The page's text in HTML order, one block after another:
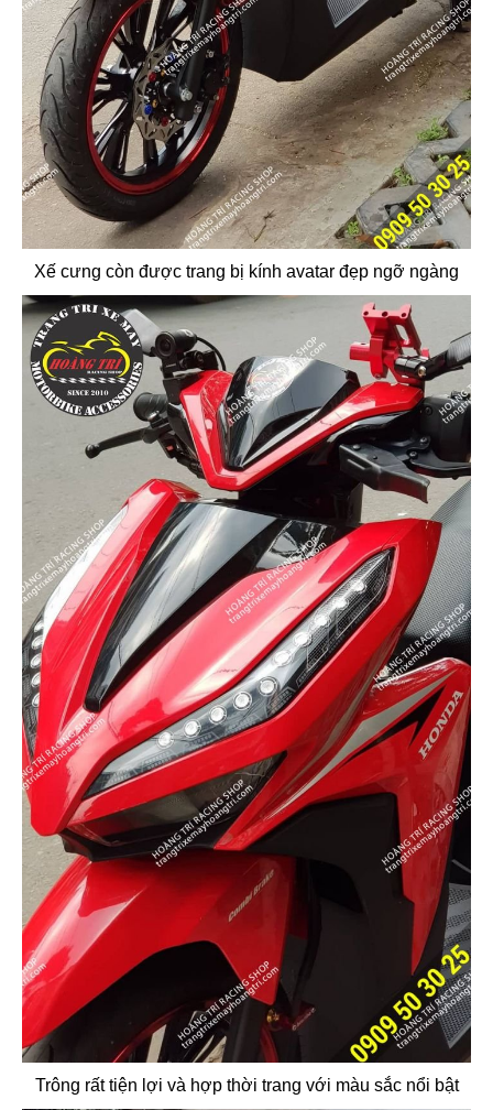
Xế cưng còn được trang bị kính avatar đẹp ngỡ ngàng
Trông rất tiện lợi và hợp thời trang với màu sắc nổi bật